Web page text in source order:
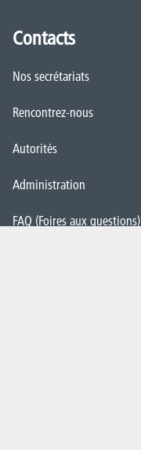
Contacts
Nos secrétariats
Rencontrez-nous
Autorités
Administration
FAQ (Foires aux questions)